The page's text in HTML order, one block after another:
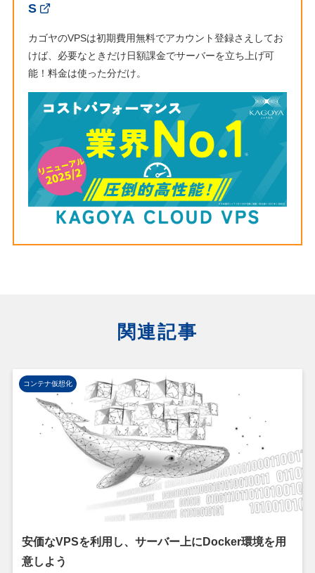
S
カゴヤのVPSは初期費用無料でアカウント登録さえしてお
けば、必要なときだけ日額課金でサーバーを立ち上げ可
能！料金は使った分だけ。
関連記事
コンテナ仮想化
安価なVPSを利用し、サーバー上にDocker環境を用
意しよう